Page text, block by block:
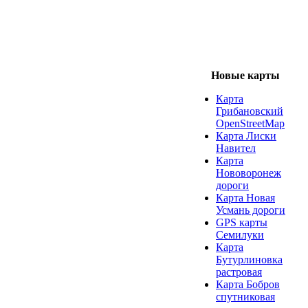
Новые карты
Карта
Грибановский
OpenStreetMap
Карта Лиски
Навител
Карта
Нововоронеж
дороги
Карта Новая
Усмань дороги
GPS карты
Семилуки
Карта
Бутурлиновка
растровая
Карта Бобров
спутниковая